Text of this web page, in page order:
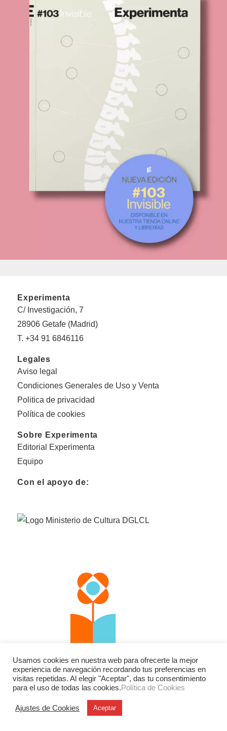
Experimenta
C/ Investigación, 7
28906 Getafe (Madrid)
T. +34 91 6846116
Legales
Aviso legal
Condiciones Generales de Uso y Venta
Politica de privacidad
Política de cookies
Sobre Experimenta
Editorial Experimenta
Equipo
Con el apoyo de:
Facebook Twitter
Usamos cookies en nuestra web para ofrecerte la mejor
experiencia de navegación recordando tus preferencias en
visitas repetidas. Al elegir "Aceptar", das tu consentimiento
para el uso de todas las cookies.Política de Cookies
Ajustes de Cookies Aceptar